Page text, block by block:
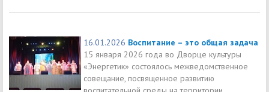
16.01.2026 Воспитание – это общая задача
15 января 2026 года во Дворце культуры
«Энергетик» состоялось межведомственное
совещание, посвященное развитию